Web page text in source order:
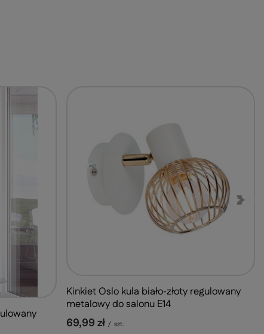
Kinkiet Oslo kula biało‑złoty regulowany
metalowy do salonu E14
69,99 zł / szt.